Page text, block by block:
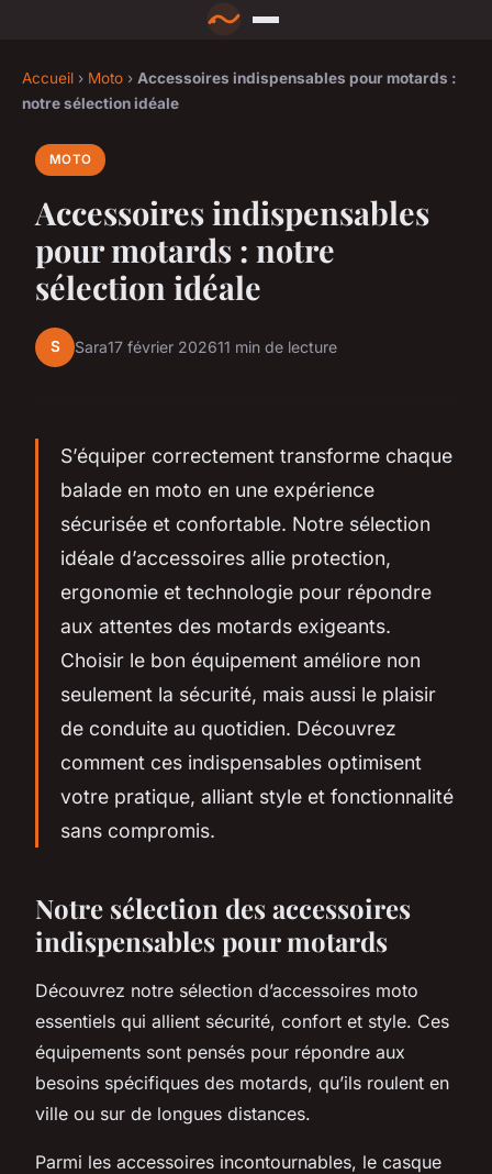
Accueil › Moto › Accessoires indispensables pour motards :
notre sélection idéale
MOTO
Accessoires indispensables
pour motards : notre
sélection idéale
S Sara17 février 202611 min de lecture
S’équiper correctement transforme chaque
balade en moto en une expérience
sécurisée et confortable. Notre sélection
idéale d’accessoires allie protection,
ergonomie et technologie pour répondre
aux attentes des motards exigeants.
Choisir le bon équipement améliore non
seulement la sécurité, mais aussi le plaisir
de conduite au quotidien. Découvrez
comment ces indispensables optimisent
votre pratique, alliant style et fonctionnalité
sans compromis.
Notre sélection des accessoires
indispensables pour motards
Découvrez notre sélection d’accessoires moto
essentiels qui allient sécurité, confort et style. Ces
équipements sont pensés pour répondre aux
besoins spécifiques des motards, qu’ils roulent en
ville ou sur de longues distances.
Parmi les accessoires incontournables, le casque